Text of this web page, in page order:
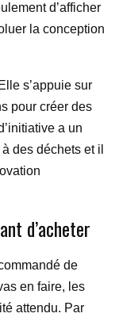
d’afficher
la conception
s’appuie sur
pour créer des
a un
des déchets et il
d’acheter
de
en faire, les
attendu. Par